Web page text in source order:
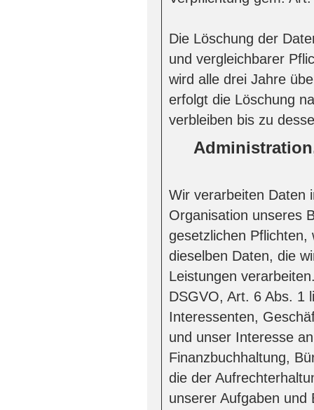
Die Löschung der
und vergleichbarer
wird alle drei Jahre
erfolgt die Löschung
verbleiben bis zu
Wir verarbeiten Daten
Organisation unseres
gesetzlichen Pflichten,
dieselben Daten, die
Leistungen
DSGVO, Art. 6 Abs. 1
Interessenten,
und unser Interesse
Finanzbuchhaltung,
die der
unserer Aufgaben und